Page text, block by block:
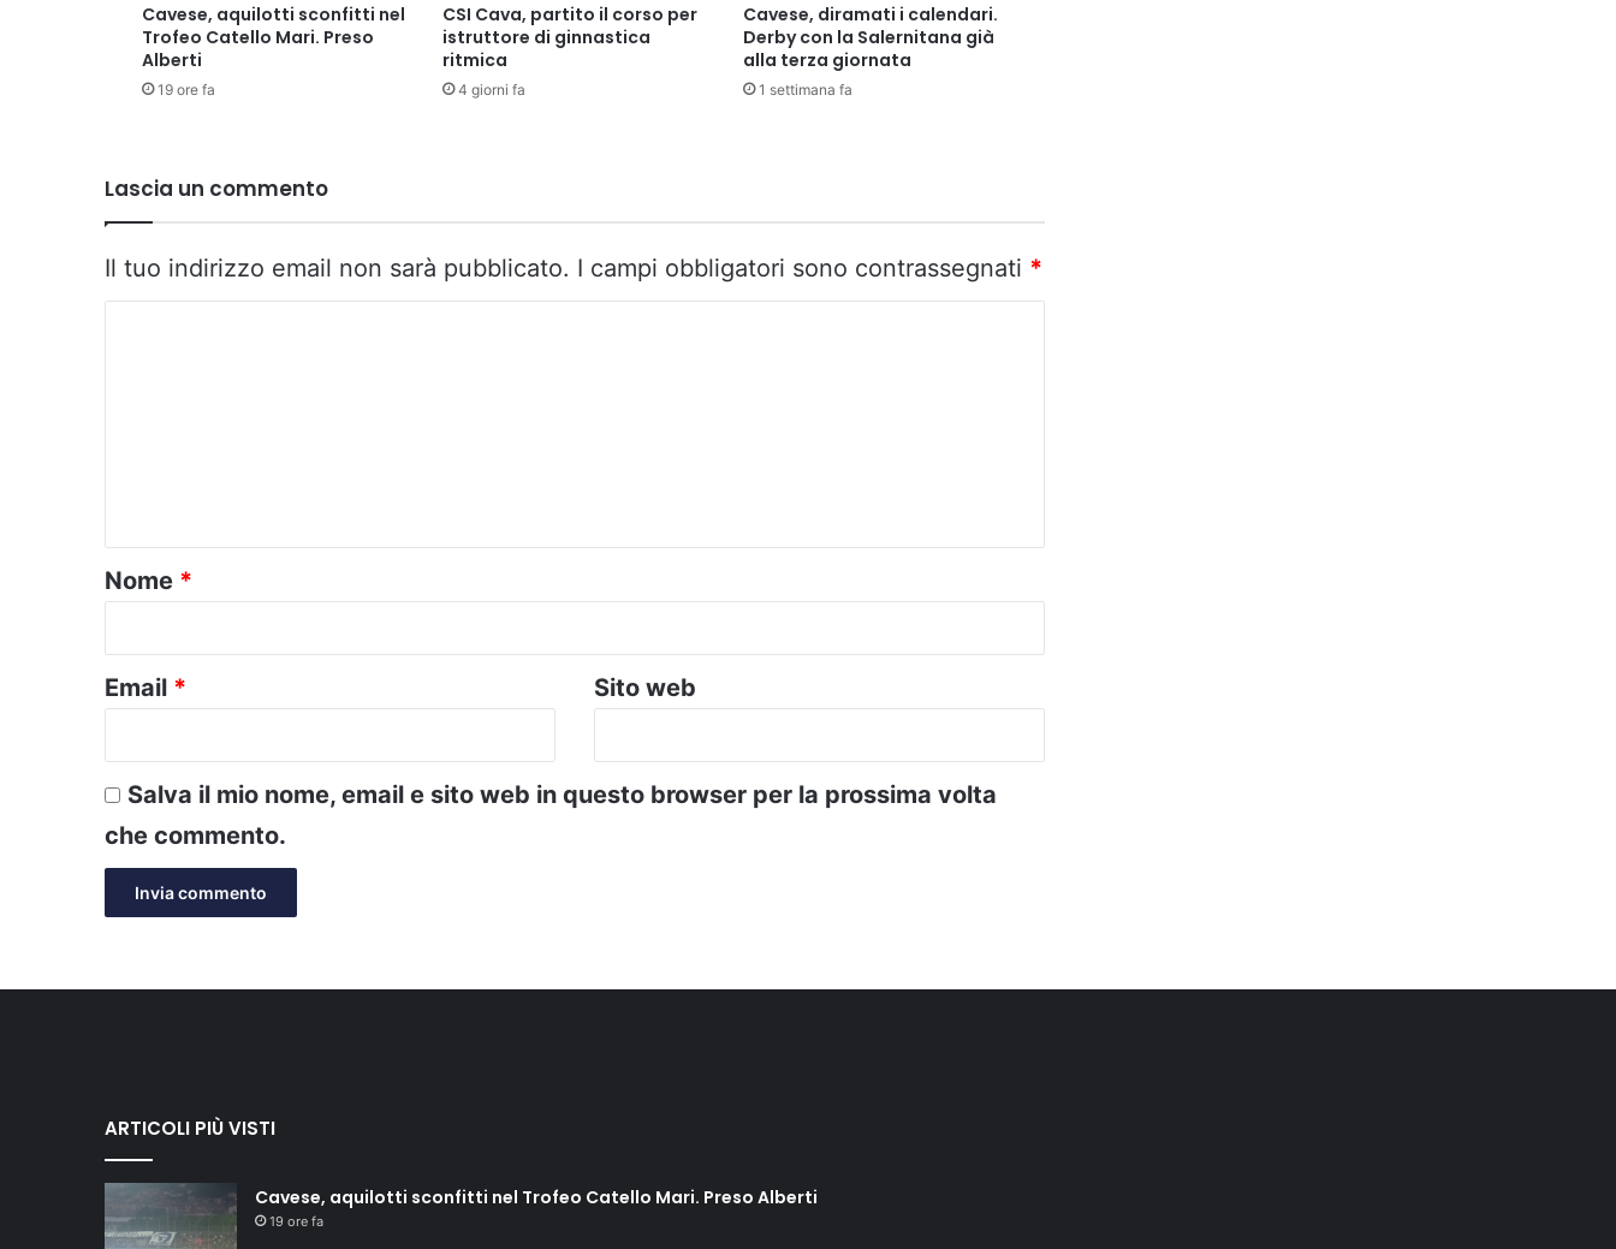
Cavese, aquilotti sconfitti nel
Trofeo Catello Mari. Preso
Alberti
19 ore fa
CSI Cava, partito il corso per
istruttore di ginnastica
ritmica
4 giorni fa
Cavese, diramati i calendari.
Derby con la Salernitana già
alla terza giornata
1 settimana fa
Lascia un commento
Il tuo indirizzo email non sarà pubblicato. I campi obbligatori sono contrassegnati *
o
*
Nome *
Email * Sito web
Salva il mio nome, email e sito web in questo browser per la prossima volta
che commento.
ARTICOLI PIÙ VISTI
Cavese, aquilotti sconfitti nel Trofeo Catello Mari. Preso Alberti
19 ore fa